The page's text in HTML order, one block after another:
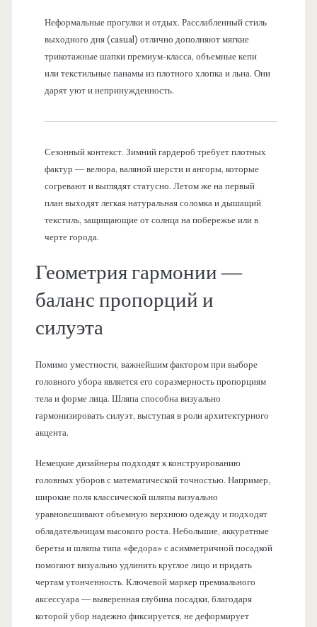
Неформальные прогулки и отдых. Расслабленный стиль
выходного дня (casual) отлично дополняют мягкие
трикотажные шапки премиум-класса, объемные кепи
или текстильные панамы из плотного хлопка и льна. Они
дарят уют и непринужденность.
Сезонный контекст. Зимний гардероб требует плотных
фактур — велюра, валяной шерсти и ангоры, которые
согревают и выглядят статусно. Летом же на первый
план выходят легкая натуральная соломка и дышащий
текстиль, защищающие от солнца на побережье или в
черте города.
Геометрия гармонии —
баланс пропорций и
силуэта
Помимо уместности, важнейшим фактором при выборе
головного убора является его соразмерность пропорциям
тела и форме лица. Шляпа способна визуально
гармонизировать силуэт, выступая в роли архитектурного
акцента.
Немецкие дизайнеры подходят к конструированию
головных уборов с математической точностью. Например,
широкие поля классической шляпы визуально
уравновешивают объемную верхнюю одежду и подходят
обладательницам высокого роста. Небольшие, аккуратные
береты и шляпы типа «федора» с асимметричной посадкой
помогают визуально удлинить круглое лицо и придать
чертам утонченность. Ключевой маркер премиального
аксессуара — выверенная глубина посадки, благодаря
которой убор надежно фиксируется, не деформирует